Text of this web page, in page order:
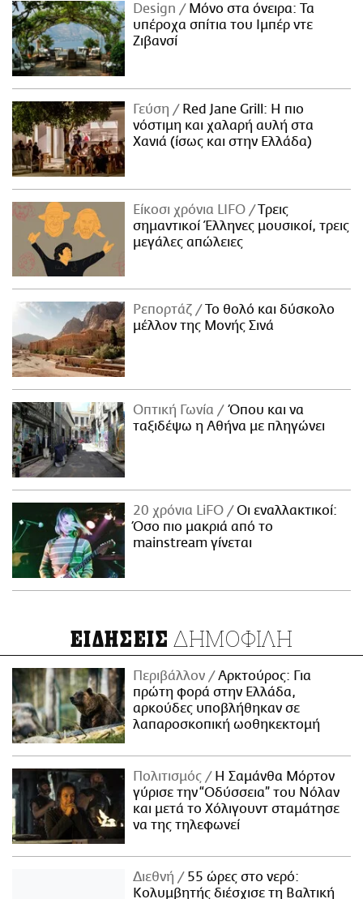
Design
Μόνο στα όνειρα: Τα
υπέροχα σπίτια του Ιμπέρ ντε
Ζιβανσί
Γεύση
Red Jane Grill: Η πιο
νόστιμη και χαλαρή αυλή στα
Χανιά (ίσως και στην Ελλάδα)
Είκοσι χρόνια LIFO
Tρεις
σημαντικοί Έλληνες μουσικοί, τρεις
μεγάλες απώλειες
Ρεπορτάζ
Το θολό και δύσκολο
μέλλον της Μονής Σινά
Οπτική Γωνία
Όπου και να
ταξιδέψω η Αθήνα με πληγώνει
20 χρόνια LiFO
Οι εναλλακτικοί:
Όσο πιο μακριά από το
mainstream γίνεται
ΕΙΔΗΣΕΙΣ ΔΗΜΟΦΙΛΗ
Περιβάλλον
Αρκτούρος: Για
πρώτη φορά στην Ελλάδα,
αρκούδες υποβλήθηκαν σε
λαπαροσκοπική ωοθηκεκτομή
Πολιτισμός
Η Σαμάνθα Μόρτον
γύρισε την “Οδύσσεια” του Νόλαν
και μετά το Χόλιγουντ σταμάτησε
να της τηλεφωνεί
Διεθνή
55 ώρες στο νερό:
Κολυμβητής διέσχισε τη Βαλτική